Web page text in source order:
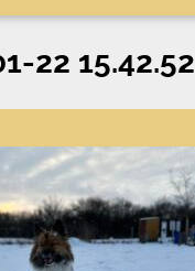
22 15.42.52